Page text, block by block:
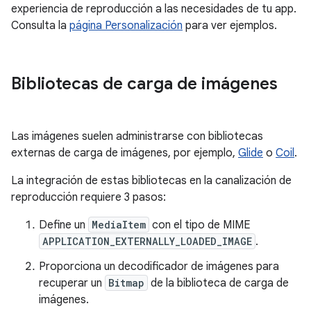
experiencia de reproducción a las necesidades de tu app.
Consulta la página Personalización para ver ejemplos.
Bibliotecas de carga de imágenes
Las imágenes suelen administrarse con bibliotecas
externas de carga de imágenes, por ejemplo, Glide o Coil.
La integración de estas bibliotecas en la canalización de
reproducción requiere 3 pasos:
Define un MediaItem con el tipo de MIME
APPLICATION_EXTERNALLY_LOADED_IMAGE .
Proporciona un decodificador de imágenes para
recuperar un Bitmap de la biblioteca de carga de
imágenes.